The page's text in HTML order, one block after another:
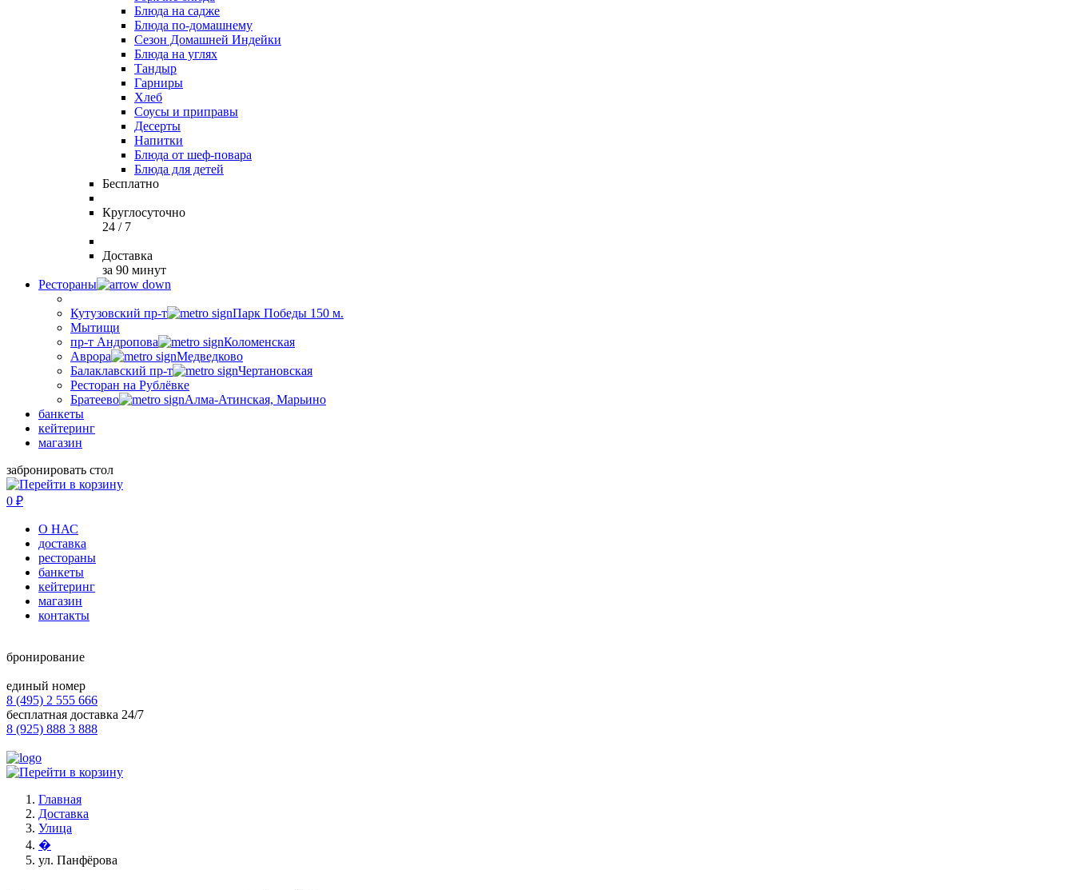
Блюда на садже
Блюда по-домашнему
Сезон Домашней Индейки
Блюда на углях
Тандыр
Гарниры
Хлеб
Соусы и приправы
Десерты
Напитки
Блюда от шеф-повара
Блюда для детей
Бесплатно
Круглосуточно
24 / 7
Доставка
за 90 минут
Рестораны
Кутузовский пр-т
Парк Победы 150 м.
Мытищи
пр-т Андропова
Коломенская
Аврора
Медведково
Балаклавский пр-т
Чертановская
Ресторан на Рублёвке
Братеево
Алма-Атинская, Марьино
банкеты
кейтеринг
магазин
забронировать стол
0 ₽
О НАС
доставка
рестораны
банкеты
кейтеринг
магазин
контакты
бронирование
единый номер
8 (495) 2 555 666
бесплатная доставка 24/7
8 (925) 888 3 888
Главная
Доставка
Улица
�
ул. Панфёрова